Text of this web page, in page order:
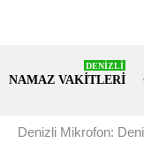
NAMAZ VAKİTLERİ
DENİZLİ
Denizli Mikrofon: